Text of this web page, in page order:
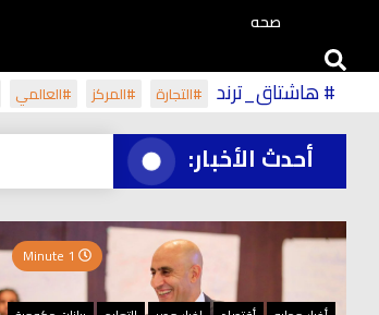
صحه
# هاشتاق_ترند #التجارة #المركز #العالمي
أحدث الأخبار:
0 Minutes